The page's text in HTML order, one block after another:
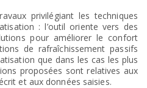
privilégiant les techniques
: l’outil oriente vers des
pour améliorer le confort
de rafraîchissement passifs
que dans les cas les plus
proposées sont relatives aux
et aux données saisies.